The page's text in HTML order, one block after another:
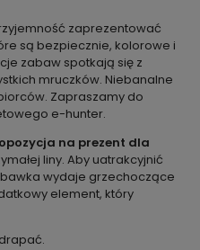
zaprezentować
są bezpiecznie, kolorowe i
zabaw spotkają się z
mruczków. Niebanalne
Zapraszamy do
e-hunter.
na prezent dla
liny. Aby uatrakcyjnić
wydaje grzechoczące
element, który